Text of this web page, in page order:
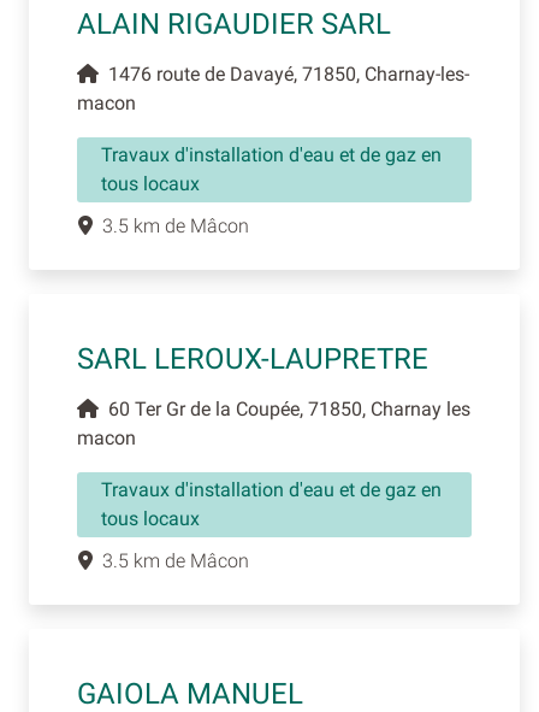
ALAIN RIGAUDIER SARL
1476 route de Davayé, 71850, Charnay-les-
macon
Travaux d'installation d'eau et de gaz en
tous locaux
3.5 km de Mâcon
SARL LEROUX-LAUPRETRE
60 Ter Gr de la Coupée, 71850, Charnay les
macon
Travaux d'installation d'eau et de gaz en
tous locaux
3.5 km de Mâcon
GAIOLA MANUEL